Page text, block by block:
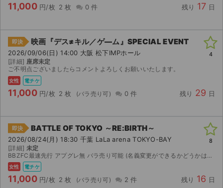
11,000 円/枚 2 枚 0 件 残り 17 日
即決 映画『デス≠キル／ゲ―ム』SPECIAL EVENT
2026/09/06(日) 14:00 大阪 松下IMPホール
[詳細] 座席未定
ご不明点ございましたらコメントよろしくお願いいたします。
女性 電チケ
11,000 円/枚 2 枚 0 件 残り 29 日
4
即決 BATTLE OF TOKYO ～RE:BIRTH～
2026/08/24(月) 18:30 千葉 LaLa arena TOKYO-BAY
[詳細] 未定
BBZFC最速先行 アプグレ無 バラ売り可能 (名義変更ができるかどうかは発券されてからの確認となります)
女性 電チケ
11,000 円/枚 2 枚 2 件 残り 16 日
8